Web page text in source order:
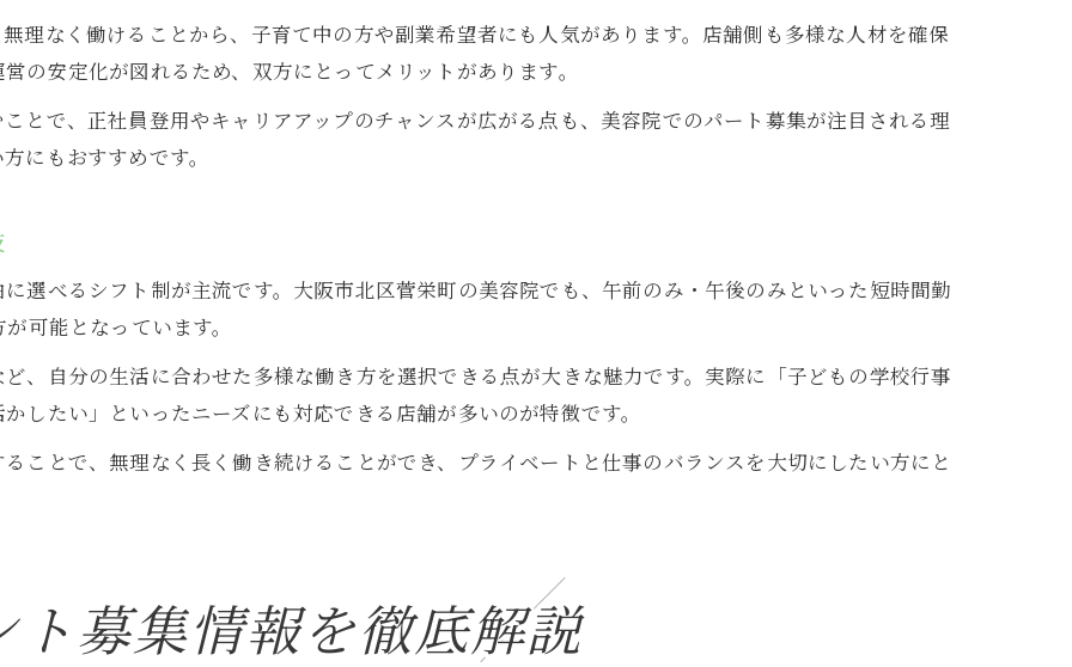
理なく働けることから、子育て中の方や副業希望者にも人気があります。店舗側も多様な人材を確保
の安定化が図れるため、双方にとってメリットがあります。
とで、正社員登用やキャリアアップのチャンスが広がる点も、美容院でのパート募集が注目される理
にもおすすめです。
選べるシフト制が主流です。大阪市北区菅栄町の美容院でも、午前のみ・午後のみといった短時間勤
可能となっています。
、自分の生活に合わせた多様な働き方を選択できる点が大きな魅力です。実際に「子どもの学校行事
したい」といったニーズにも対応できる店舗が多いのが特徴です。
ことで、無理なく長く働き続けることができ、プライベートと仕事のバランスを大切にしたい方にと
募集情報を徹底解説